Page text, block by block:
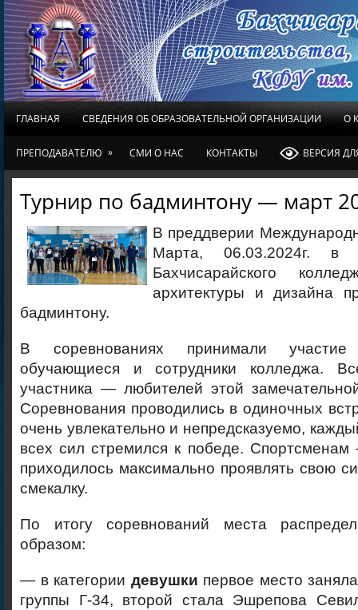
ГЛАВНАЯ СВЕДЕНИЯ ОБ ОБРАЗОВАТЕЛЬНОЙ ОРГАНИЗАЦИИ О
ПРЕПОДАВАТЕЛЮ » СМИ О НАС КОНТАКТЫ ВЕРСИЯ
Турнир по бадминтону — март
В преддверии
Марта, 06.03.2024г. в
Бахчисарайского
архитектуры и дизайна
бадминтону.
В соревнованиях принимали
обучающиеся и сотрудники колледжа.
участника — любителей этой
Соревнования проводились в одиночных
очень увлекательно и непредсказуемо,
всех сил стремился к победе.
приходилось максимально проявлять свою
смекалку.
По итогу соревнований места
образом:
— в категории девушки первое место
группы Г-34, второй стала Эшрепова